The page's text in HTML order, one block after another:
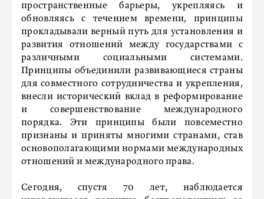
пространственные барьеры, укрепляясь и
обновляясь с течением времени, принципы
прокладывали верный путь для установления и
развития отношений между государствами с
различными социальными системами.
Принципы объединили развивающиеся страны
для совместного сотрудничества и укрепления,
внесли исторический вклад в реформирование
и совершенствование международного
порядка. Эти принципы были повсеместно
признаны и приняты многими странами, став
основополагающими нормами международных
отношений и международного права.
Сегодня, спустя 70 лет, наблюдается